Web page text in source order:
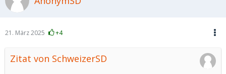
Aber ich denke, da wird ein Bild gezeichnet, dass es so in
schönes Leben zu machen, da habe ich meine Zweifel.
21. März 2025 +4
Zitat von SchweizerSD